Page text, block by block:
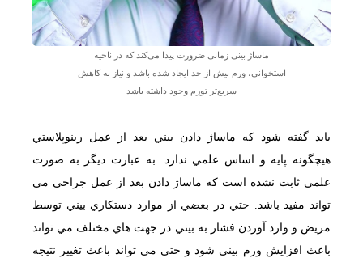
ماساژ بینی زمانی ضرورت پیدا می‌کند که در ناحیه
استخوانی، ورم بیش از حد ایجاد شده باشد و نیاز به کاهش
سریع‌تر تورم وجود داشته باشد
بايد گفته شود كه ماساژ دادن بيني بعد از عمل رينوپلاستي
هيچگونه پايه و اساس علمي ندارد. به عبارت ديگر به صورت
علمي ثابت نشده است كه ماساژ دادن بعد از عمل جراحي مي
تواند مفيد باشد. حتي در بعضي از موارد دستكاري بيني توسط
مريض و وارد آوردن فشار به بيني در جهت هاي مختلف مي تواند
باعث افزايش ورم بيني شود و حتي مي تواند باعث تغيير نتيجه